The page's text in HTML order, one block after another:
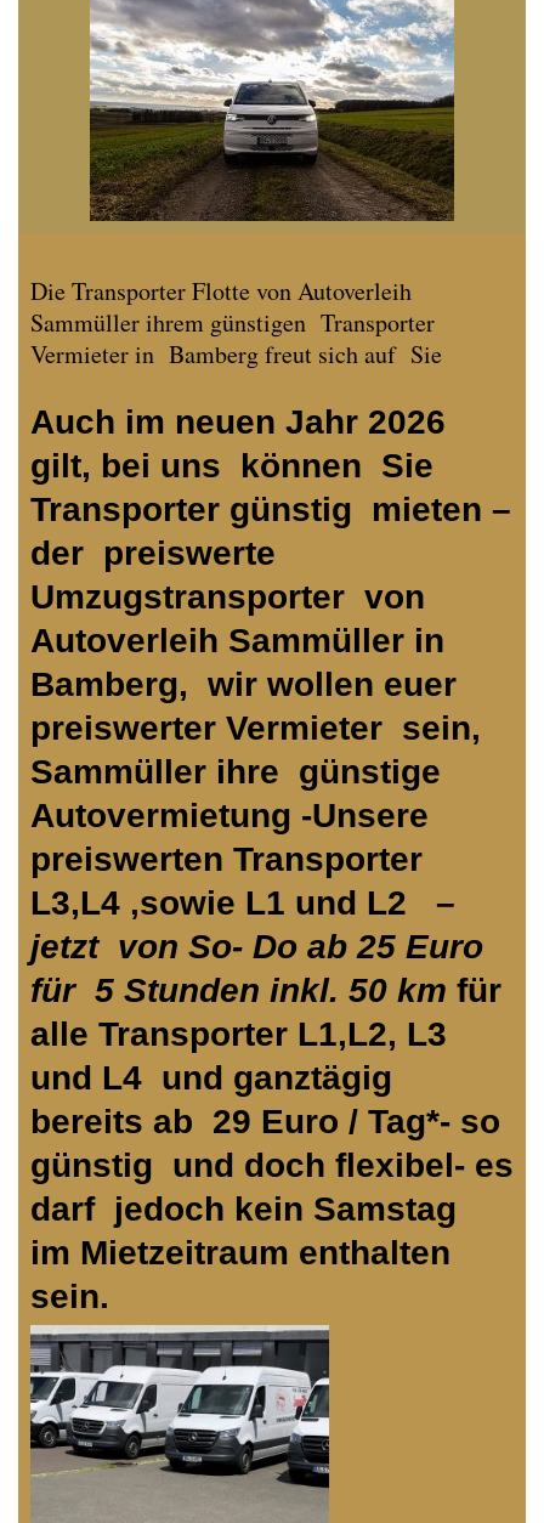
Die Transporter Flotte von Autoverleih
Sammüller ihrem günstigen Transporter
Vermieter in Bamberg freut sich auf Sie
Auch im neuen Jahr 2026
gilt, bei uns können Sie
Transporter günstig mieten –
der preiswerte
Umzugstransporter von
Autoverleih Sammüller in
Bamberg, wir wollen euer
preiswerter Vermieter sein,
Sammüller ihre günstige
Autovermietung -Unsere
preiswerten Transporter
L3,L4 ,sowie L1 und L2 –
jetzt von So- Do ab 25 Euro
für 5 Stunden inkl. 50 km für
alle Transporter L1,L2, L3
und L4 und ganztägig
bereits ab 29 Euro / Tag*- so
günstig und doch flexibel- es
darf jedoch kein Samstag
im Mietzeitraum enthalten
sein.